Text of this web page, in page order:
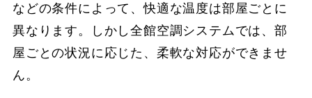
などの条件によって、快適な温度は部屋ごとに
異なります。しかし全館空調システムでは、部
屋ごとの状況に応じた、柔軟な対応ができませ
ん。